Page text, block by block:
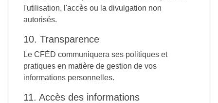
l'utilisation, l'accès ou la divulgation non
autorisés.
10. Transparence
Le CFÉD communiquera ses politiques et
pratiques en matière de gestion de vos
informations personnelles.
11. Accès des informations